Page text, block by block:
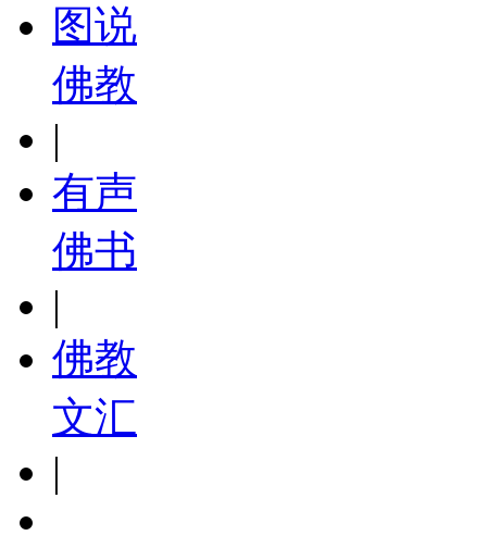
图说
佛教
|
有声
佛书
|
佛教
文汇
|